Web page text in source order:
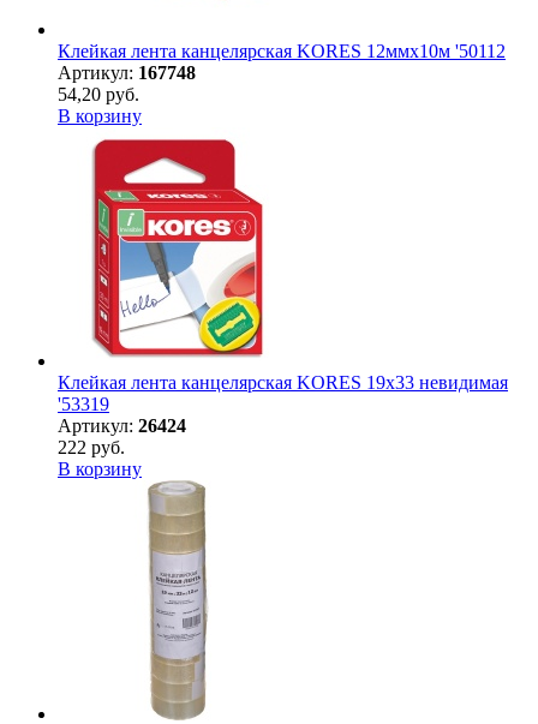
Клейкая лента канцелярская KORES 12ммx10м '50112
Артикул: 167748
54,20 руб.
В корзину
Клейкая лента канцелярская KORES 19х33 невидимая
'53319
Артикул: 26424
222 руб.
В корзину